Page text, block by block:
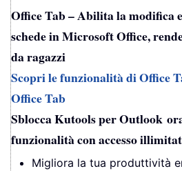
Office Tab – Abilita la modifica
schede in Microsoft Office,
da ragazzi
Scopri le funzionalità di Office
Office Tab
Sblocca Kutools per Outlook
funzionalità con accesso
Migliora la tua produttività